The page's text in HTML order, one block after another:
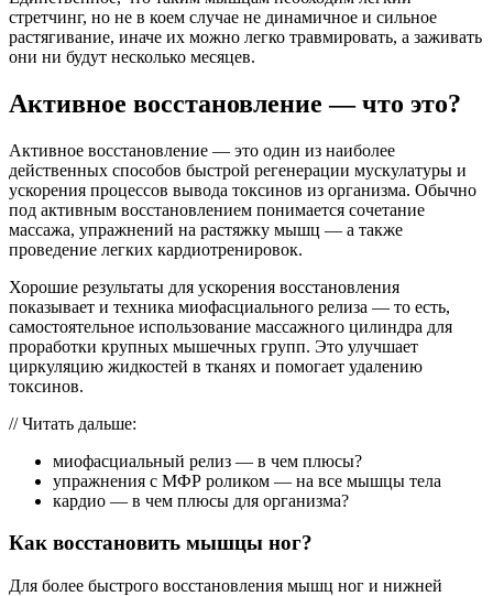
стретчинг, но не в коем случае не динамичное и сильное
растягивание, иначе их можно легко травмировать, а заживать
они ни будут несколько месяцев.
Активное восстановление — что это?
Активное восстановление — это один из наиболее
действенных способов быстрой регенерации мускулатуры и
ускорения процессов вывода токсинов из организма. Обычно
под активным восстановлением понимается сочетание
массажа, упражнений на растяжку мышц — а также
проведение легких кардиотренировок.
Хорошие результаты для ускорения восстановления
показывает и техника миофасциального релиза — то есть,
самостоятельное использование массажного цилиндра для
проработки крупных мышечных групп. Это улучшает
циркуляцию жидкостей в тканях и помогает удалению
токсинов.
// Читать дальше:
миофасциальный релиз — в чем плюсы?
упражнения с МФР роликом — на все мышцы тела
кардио — в чем плюсы для организма?
Как восстановить мышцы ног?
Для более быстрого восстановления мышц ног и нижней